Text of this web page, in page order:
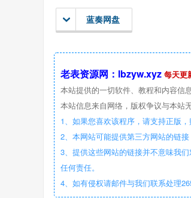
蓝奏网盘
老表资源网：lbzyw.xyz 每天更
本站提供的一切软件、教程和内容信
本站信息来自网络，版权争议与本站
1、如果您喜欢该程序，请支持正版
2、本网站可能提供第三方网站的链
3、提供这些网站的链接并不意味我
任何责任。
4、如有侵权请邮件与我们联系处理